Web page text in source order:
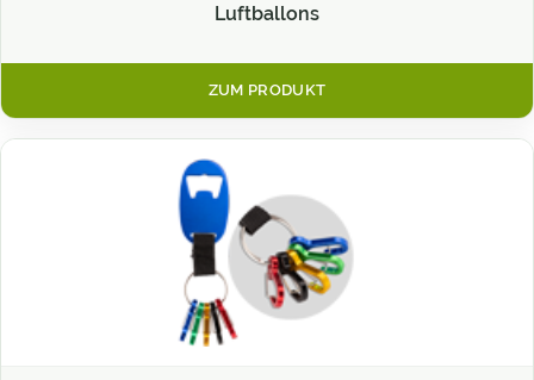
Luftballons
ZUM PRODUKT